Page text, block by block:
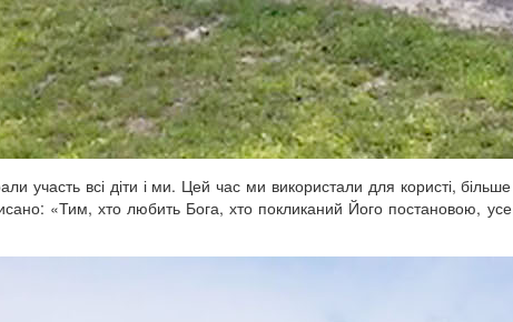
участь всі діти і ми. Цей час ми використали для користі, більше
«Тим, хто любить Бога, хто покликаний Його постановою, усе